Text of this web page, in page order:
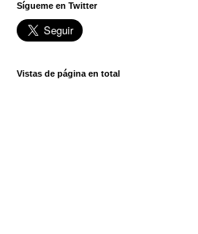
Sígueme en Twitter
Vistas de página en total